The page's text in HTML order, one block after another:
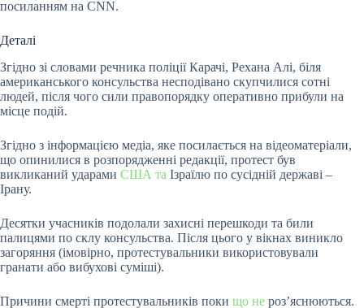
посиланням на CNN.
Деталі
Згідно зі словами речника поліції Карачі, Рехана Алі, біля
американського консульства несподівано скупчилися сотні
людей, після чого сили правопорядку оперативно прибули на
місце подій.
Згідно з інформацією медіа, яке посилається на відеоматеріали,
що опинилися в розпорядженні редакції, протест був
викликаний ударами США та Ізраїлю по сусідній державі –
Ірану.
Десятки учасників подолали захисні перешкоди та били
палицями по склу консульства. Після цього у вікнах виникло
загоряння (імовірно, протестувальники використовували
гранати або вибухові суміші).
Причини смерті протестувальників поки що не роз’яснюються.